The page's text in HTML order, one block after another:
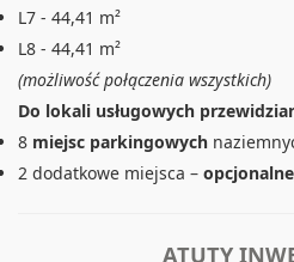
L7 - 44,41 m²
L8 - 44,41 m²
(możliwość połączenia wszystkich)
Do lokali usługowych
8 miejsc parkingowych
2 dodatkowe miejsca – opcjonalne
ATUTY